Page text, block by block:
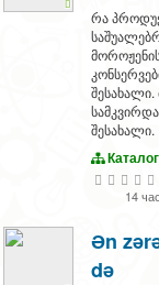
რა
შესახალი.
შესახალი.
14
Ən
də